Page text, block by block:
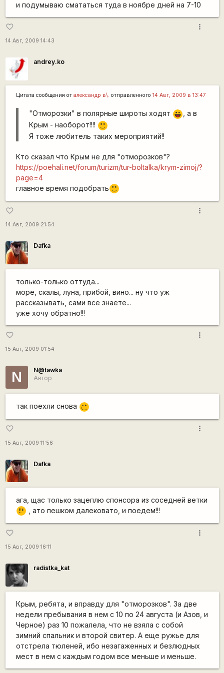
и подумываю смататься туда в ноябре дней на 7-10
favorite_border
14 Авг, 2009 14:43
more_vert
andrey.ko
Цитата сообщения от александр в\. отправленного 14 Авг, 2009 в 13:47
"Отморозки" в полярные широты ходят |-)) , а в
Крым - наоборот!!!!
:)
Я тоже любитель таких мероприятий!!
Кто сказал что Крым не для "отморозков"?
https://poehali.net/forum/turizm/tur-boltalka/krym-zimoj/?
page=4
главное время подобрать :)
favorite_border
14 Авг, 2009 21:54
more_vert
Dafka
только-только оттуда...
море, скалы, луна, прибой, вино... ну что уж
рассказывать, сами все знаете...
уже хочу обратно!!!
favorite_border
15 Авг, 2009 01:54
more_vert
N
N@tawka
Автор
так поехли снова ,-)
favorite_border
15 Авг, 2009 11:56
more_vert
Dafka
ага, щас только зацеплю спонсора из соседней ветки
\m
/
, ато пешком далековато, и поедем!!!
favorite_border
15 Авг, 2009 16:11
more_vert
radistka_kat
Крым, ребята, и вправду для "отморозков". За две
недели пребывания в нем с 10 по 24 августа (и Азов, и
Черное) раз 10 пожалела, что не взяла с собой
зимний спальник и второй свитер. А еще ружье для
отстрела тюленей, ибо незагаженных и безлюдных
мест в нем с каждым годом все меньше и меньше.